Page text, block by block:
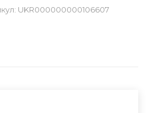
UKR000000000106607